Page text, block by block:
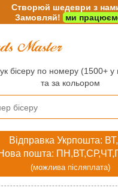
бісеру по номеру (1500+ у
та за кольором
Відправка Укрпошта:
пошта:
(можлива післяплата)
Створюй шедеври з
Замовляй!
ми